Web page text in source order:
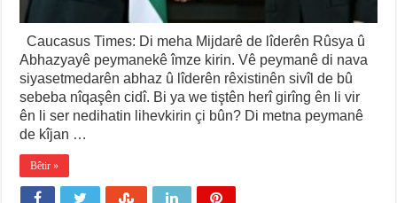
Caucasus Times: Di meha Mijdarê de lîderên Rûsya û
Abhazyayê peymanekê îmze kirin. Vê peymanê di nava
siyasetmedarên abhaz û lîderên rêxistinên sivîl de bû
sebeba nîqaşên cidî. Bi ya we tiştên herî girîng ên li vir
ên li ser nedihatin lihevkirin çi bûn? Di metna peymanê
de kîjan …
Bêtir »